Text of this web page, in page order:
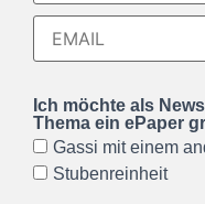
Ich möchte als
Thema ein ePaper
Gassi mit einem
Stubenreinheit